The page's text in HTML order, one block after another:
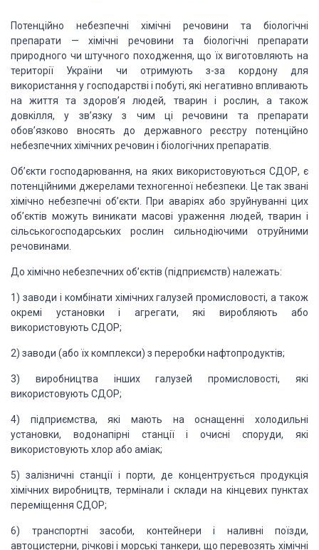
Потенційно небезпечні хімічні речовини та біологічні
препарати — хімічні речовини та біологічні препарати
природного чи штучного походження, що їх виготовляють на
території України чи отримують з-за кордону для
використання у господарстві і побуті, які негативно впливають
на життя та здоров’я людей, тварин і рослин, а також
довкілля, у зв’язку з чим ці речовини та препарати
обов’язково вносять до державного реєстру потенційно
небезпечних хімічних речовин і біологічних препаратів.
Об’єкти господарювання, на яких використовуються СДОР, є
потенційними джерелами техногенної небезпеки. Це так звані
хімічно небезпечні об’єкти. При аваріях або зруйнуванні цих
об’єктів можуть виникати масові ураження людей, тварин і
сільськогосподарських рослин сильнодіючими отруйними
речовинами.
До хімічно небезпечних об’єктів (підприємств) належать:
1) заводи і комбінати хімічних галузей промисловості, а також
окремі установки і агрегати, які виробляють або
використовують СДОР;
2) заводи (або їх комплекси) з переробки нафтопродуктів;
3) виробництва інших галузей промисловості, які
використовують СДОР;
4) підприємства, які мають на оснащенні холодильні
установки, водонапірні станції і очисні споруди, які
використовують хлор або аміак;
5) залізничні станції і порти, де концентрується продукція
хімічних виробництв, термінали і склади на кінцевих пунктах
переміщення СДОР;
6) транспортні засоби, контейнери і наливні поїзди,
автоцистерни, річкові і морські танкери, що перевозять хімічні